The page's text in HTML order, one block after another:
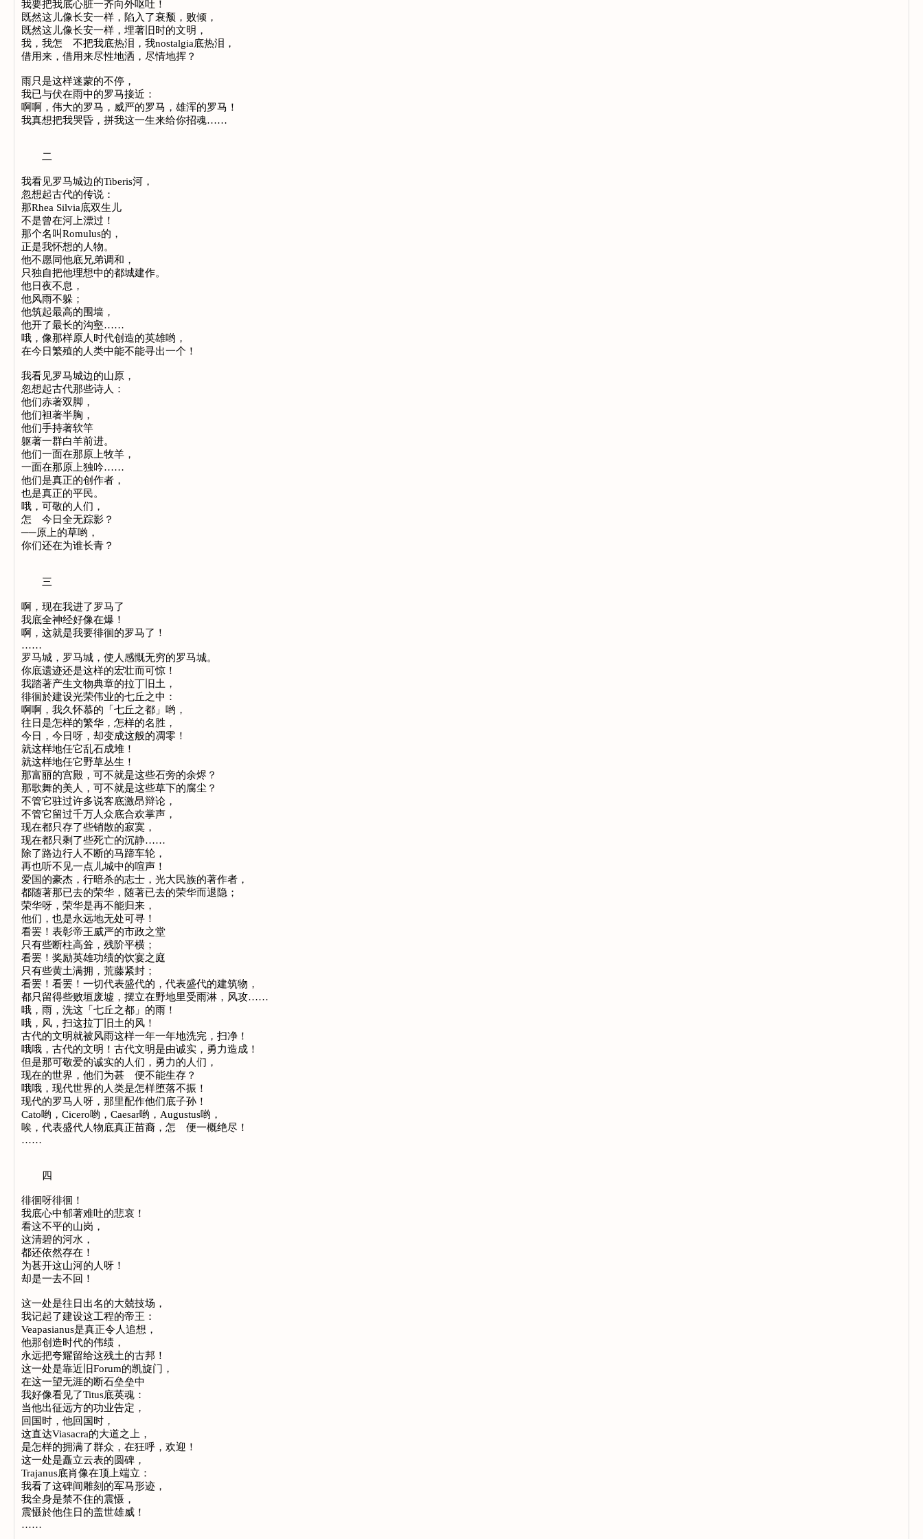
我要把我底心脏一齐向外呕吐！
既然这儿像长安一样，陷入了衰颓，败倾，
既然这儿像长安一样，埋著旧时的文明，
我，我怎 不把我底热泪，我nostalgia底热泪，
借用来，借用来尽性地洒，尽情地挥？
雨只是这样迷蒙的不停，
我已与伏在雨中的罗马接近：
啊啊，伟大的罗马，威严的罗马，雄浑的罗马！
我真想把我哭昏，拼我这一生来给你招魂……
二
我看见罗马城边的Tiberis河，
忽想起古代的传说：
那Rhea Silvia底双生儿
不是曾在河上漂过！
那个名叫Romulus的，
正是我怀想的人物。
他不愿同他底兄弟调和，
只独自把他理想中的都城建作。
他日夜不息，
他风雨不躲；
他筑起最高的围墙，
他开了最长的沟壑……
哦，像那样原人时代创造的英雄哟，
在今日繁殖的人类中能不能寻出一个！
我看见罗马城边的山原，
忽想起古代那些诗人：
他们赤著双脚，
他们袒著半胸，
他们手持著软竿
躯著一群白羊前进。
他们一面在那原上牧羊，
一面在那原上独吟……
他们是真正的创作者，
也是真正的平民。
哦，可敬的人们，
怎 今日全无踪影？
──原上的草哟，
你们还在为谁长青？
三
啊，现在我进了罗马了
我底全神经好像在爆！
啊，这就是我要徘徊的罗马了！
……
罗马城，罗马城，使人感慨无穷的罗马城。
你底遗迹还是这样的宏壮而可惊！
我踏著产生文物典章的拉丁旧土，
徘徊於建设光荣伟业的七丘之中：
啊啊，我久怀慕的「七丘之都」哟，
往日是怎样的繁华，怎样的名胜，
今日，今日呀，却变成这般的凋零！
就这样地任它乱石成堆！
就这样地任它野草丛生！
那富丽的宫殿，可不就是这些石旁的余烬？
那歌舞的美人，可不就是这些草下的腐尘？
不管它驻过许多说客底激昂辩论，
不管它留过千万人众底合欢掌声，
现在都只存了些销散的寂寞，
现在都只剩了些死亡的沉静……
除了路边行人不断的马蹄车轮，
再也听不见一点儿城中的喧声！
爱国的豪杰，行暗杀的志士，光大民族的著作者，
都随著那已去的荣华，随著已去的荣华而退隐；
荣华呀，荣华是再不能归来，
他们，也是永远地无处可寻！
看罢！表彰帝王威严的市政之堂
只有些断柱高耸，残阶平横；
看罢！奖励英雄功绩的饮宴之庭
只有些黄土满拥，荒藤紧封；
看罢！看罢！一切代表盛代的，代表盛代的建筑物，
都只留得些败垣废墟，摆立在野地里受雨淋，风攻……
哦，雨，洗这「七丘之都」的雨！
哦，风，扫这拉丁旧土的风！
古代的文明就被风雨这样一年一年地洗完，扫净！
哦哦，古代的文明！古代文明是由诚实，勇力造成！
但是那可敬爱的诚实的人们，勇力的人们，
现在的世界，他们为甚 便不能生存？
哦哦，现代世界的人类是怎样堕落不振！
现代的罗马人呀，那里配作他们底子孙！
Cato哟，Cicero哟，Caesar哟，Augustus哟，
唉，代表盛代人物底真正苗裔，怎 便一概绝尽！
……
四
徘徊呀徘徊！
我底心中郁著难吐的悲哀！
看这不平的山岗，
这清碧的河水，
都还依然存在！
为甚开这山河的人呀！
却是一去不回！
这一处是往日出名的大兢技场，
我记起了建设这工程的帝王：
Veapasianus是真正令人追想，
他那创造时代的伟绩，
永远把夸耀留给这残土的古邦！
这一处是靠近旧Forum的凯旋门，
在这一望无涯的断石垒垒中
我好像看见了Titus底英魂：
当他出征远方的功业告定，
回国时，他回国时，
这直达Viasacra的大道之上，
是怎样的拥满了群众，在狂呼，欢迎！
这一处是矗立云表的圆碑，
Trajanus底肖像在顶上端立：
我看了这碑间雕刻的军马形迹，
我全身是禁不住的震慑，
震慑於他住日的盖世雄威！
……